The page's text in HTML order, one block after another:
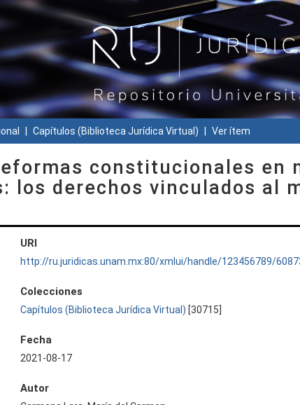
Capítulos (Biblioteca Jurídica Virtual) Ver ítem
constitucionales en
los derechos vinculados al
URI
http://ru.juridicas.unam.mx:80/xmlui/handle/123456789/
Colecciones
Capítulos (Biblioteca Jurídica Virtual) [30715]
Fecha
2021-08-17
Autor